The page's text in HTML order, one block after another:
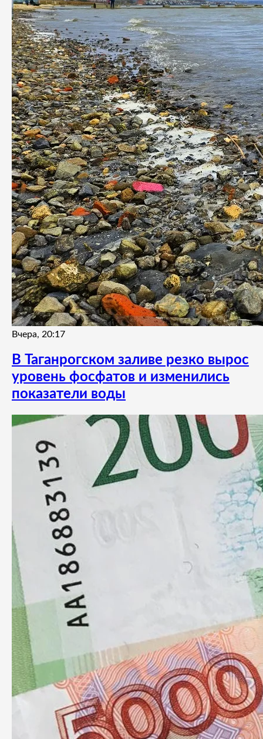
Вчера, 20:17
В Таганрогском заливе резко вырос
уровень фосфатов и изменились
показатели воды